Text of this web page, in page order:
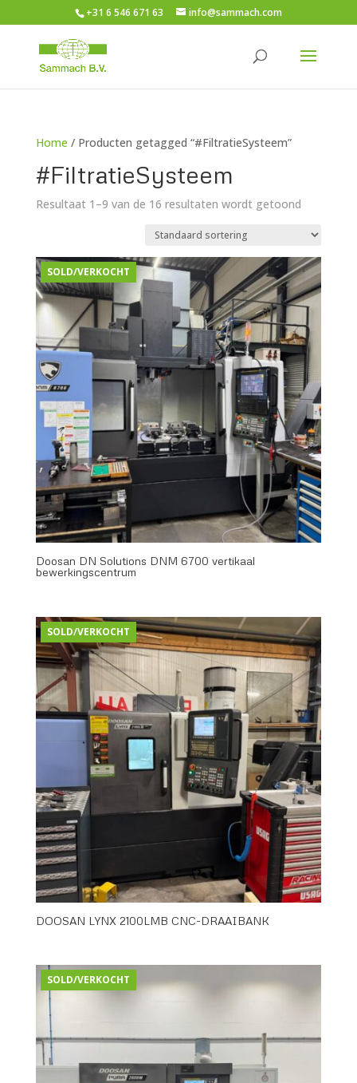
+31 6 546 671 63 info@sammach.com
Home / Producten getagged “#FiltratieSysteem”
#FiltratieSysteem
Resultaat 1–9 van de 16 resultaten wordt getoond
SOLD/VERKOCHT
Doosan DN Solutions DNM 6700 vertikaal
bewerkingscentrum
SOLD/VERKOCHT
DOOSAN LYNX 2100LMB CNC-DRAAIBANK
SOLD/VERKOCHT